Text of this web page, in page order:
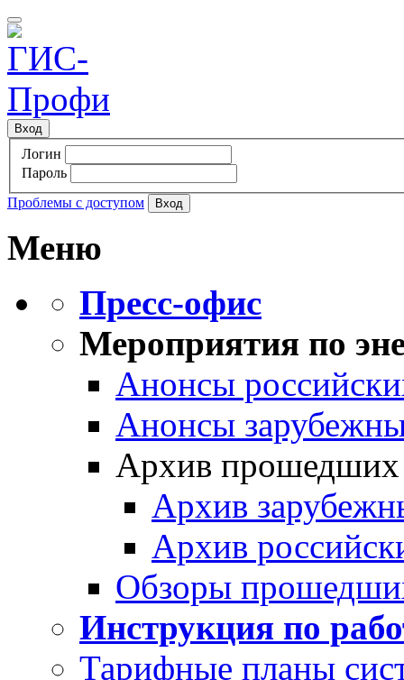
Вход
Логин
Пароль
Проблемы с доступом
Меню
Пресс-офис
Мероприятия по
Анонсы
Анонсы
Архив прошедших
Архив
Архив
Обзоры
Инструкция по
Тарифные планы